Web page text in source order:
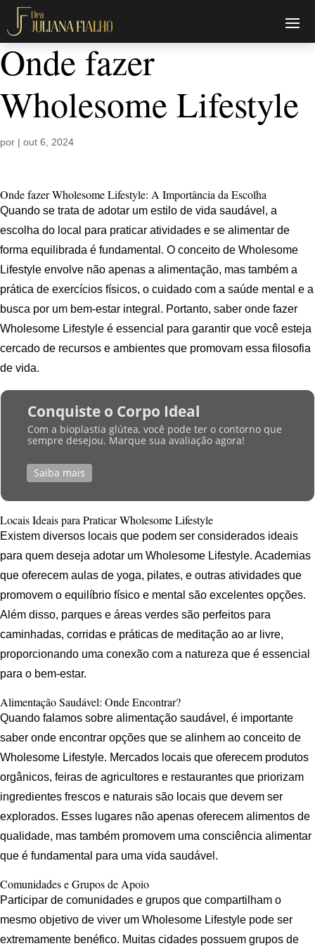
Onde fazer
Wholesome Lifestyle
por | out 6, 2024
Onde fazer Wholesome Lifestyle: A Importância da Escolha
Quando se trata de adotar um estilo de vida saudável, a
escolha do local para praticar atividades e se alimentar de
forma equilibrada é fundamental. O conceito de Wholesome
Lifestyle envolve não apenas a alimentação, mas também a
prática de exercícios físicos, o cuidado com a saúde mental e a
busca por um bem-estar integral. Portanto, saber onde fazer
Wholesome Lifestyle é essencial para garantir que você esteja
cercado de recursos e ambientes que promovam essa filosofia
de vida.
Conquiste o Corpo Ideal
Com a bioplastia glútea, você pode ter o contorno que
sempre desejou. Marque sua avaliação agora!
Saiba mais
Locais Ideais para Praticar Wholesome Lifestyle
Existem diversos locais que podem ser considerados ideais
para quem deseja adotar um Wholesome Lifestyle. Academias
que oferecem aulas de yoga, pilates, e outras atividades que
promovem o equilíbrio físico e mental são excelentes opções.
Além disso, parques e áreas verdes são perfeitos para
caminhadas, corridas e práticas de meditação ao ar livre,
proporcionando uma conexão com a natureza que é essencial
para o bem-estar.
Alimentação Saudável: Onde Encontrar?
Quando falamos sobre alimentação saudável, é importante
saber onde encontrar opções que se alinhem ao conceito de
Wholesome Lifestyle. Mercados locais que oferecem produtos
orgânicos, feiras de agricultores e restaurantes que priorizam
ingredientes frescos e naturais são locais que devem ser
explorados. Esses lugares não apenas oferecem alimentos de
qualidade, mas também promovem uma consciência alimentar
que é fundamental para uma vida saudável.
Comunidades e Grupos de Apoio
Participar de comunidades e grupos que compartilham o
mesmo objetivo de viver um Wholesome Lifestyle pode ser
extremamente benéfico. Muitas cidades possuem grupos de